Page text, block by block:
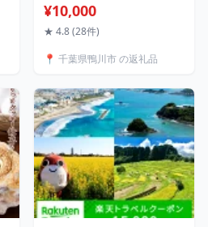
0147]
¥10,000
★ 4.8 (28件)
📍 千葉県鴨川市 の返礼品